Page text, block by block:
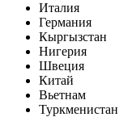
Италия
Германия
Кыргызстан
Нигерия
Швеция
Китай
Вьетнам
Туркменистан